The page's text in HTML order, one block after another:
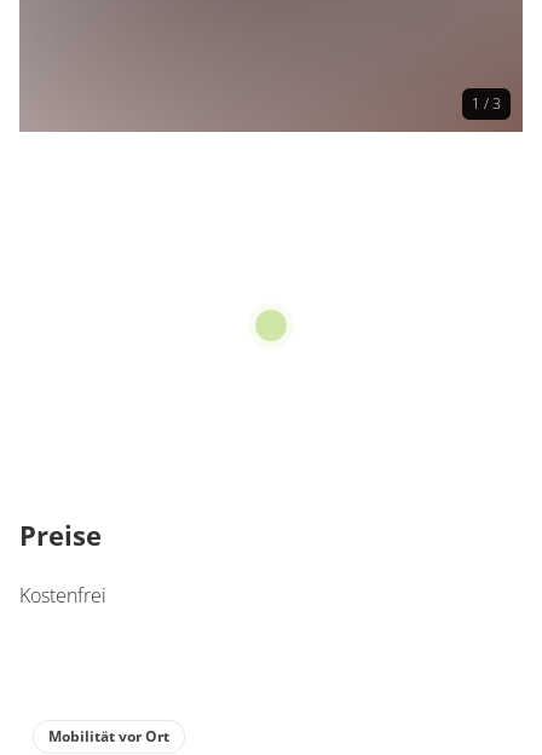
1 / 3
Preise
Kostenfrei
Mobilität vor Ort